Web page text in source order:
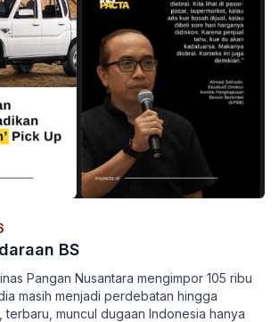
BS
Pangan Nusantara mengimpor 105 ribu
masih menjadi perdebatan hingga
terbaru, muncul dugaan Indonesia hanya